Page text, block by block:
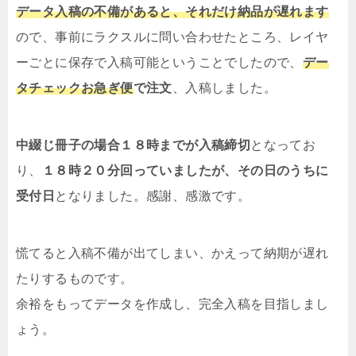
データ入稿の不備があると、それだけ納品が遅れます
ので、事前にラクスルに問い合わせたところ、レイヤ
ーごとに保存で入稿可能ということでしたので、 デー
タチェックお急ぎ便で注文 、入稿しました。
中綴じ冊子の場合１８時までが入稿締切 となってお
り、
１８時２０分回っていましたが、その日のうちに
受付日 となりました。感謝、感激です。
慌てると入稿不備が出てしまい、かえって納期が遅れ
たりするものです。
余裕をもってデータを作成し、完全入稿を目指しまし
ょう。